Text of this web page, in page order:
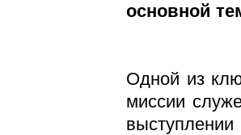
основной
Одной из
миссии